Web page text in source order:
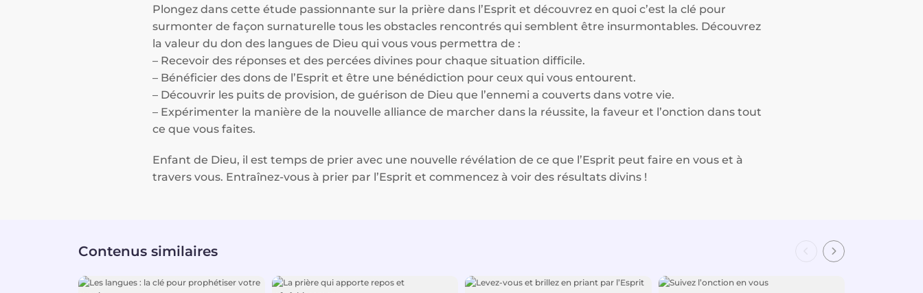
Plongez dans cette étude passionnante sur la prière dans l’Esprit et découvrez en quoi c’est la clé pour
surmonter de façon surnaturelle tous les obstacles rencontrés qui semblent être insurmontables. Découvrez
la valeur du don des langues de Dieu qui vous vous permettra de :
– Recevoir des réponses et des percées divines pour chaque situation difficile.
– Bénéficier des dons de l’Esprit et être une bénédiction pour ceux qui vous entourent.
– Découvrir les puits de provision, de guérison de Dieu que l’ennemi a couverts dans votre vie.
– Expérimenter la manière de la nouvelle alliance de marcher dans la réussite, la faveur et l’onction dans tout
ce que vous faites.
Enfant de Dieu, il est temps de prier avec une nouvelle révélation de ce que l’Esprit peut faire en vous et à
travers vous. Entraînez-vous à prier par l’Esprit et commencez à voir des résultats divins !
Contenus similaires